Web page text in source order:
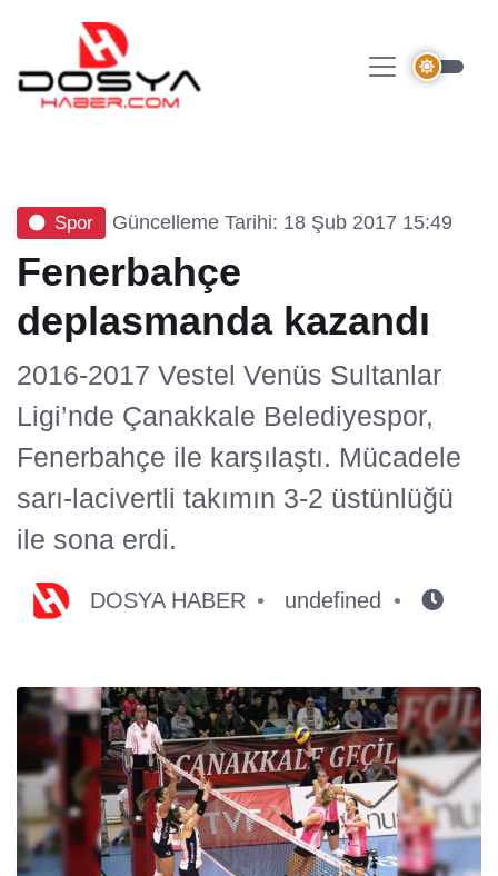
Spor Güncelleme Tarihi: 18 Şub 2017 15:49
Fenerbahçe
deplasmanda kazandı
2016-2017 Vestel Venüs Sultanlar
Ligi’nde Çanakkale Belediyespor,
Fenerbahçe ile karşılaştı. Mücadele
sarı-lacivertli takımın 3-2 üstünlüğü
ile sona erdi.
DOSYA HABER undefined